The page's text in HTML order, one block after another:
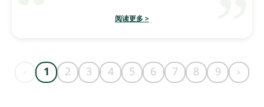
阅读更多 >
1 2 3 4 5 6 7 8 9 ›